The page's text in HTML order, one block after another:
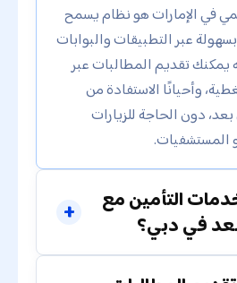
في الإمارات هو نظام يسمح
عبر التطبيقات والبوابات
يمكنك تقديم المطالبات عبر
وأحيانًا الاستفادة من
دون الحاجة للزيارات
المستشفيات.
التأمين مع
في دبي؟